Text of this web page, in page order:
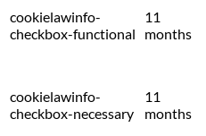
cookielawinfo-
checkbox-functional
11
months
cookielawinfo-
checkbox-necessary
11
months